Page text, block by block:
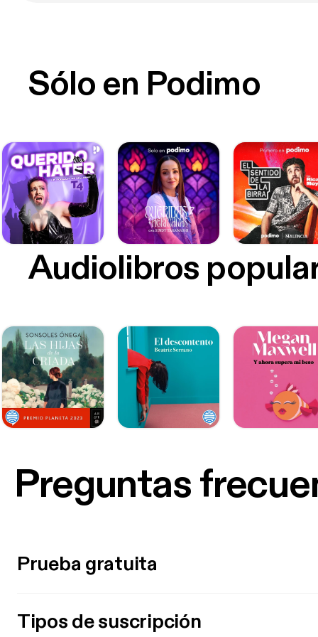
Sólo en Podimo
Audiolibros
Preguntas
Prueba gratuita
Tipos de suscripción